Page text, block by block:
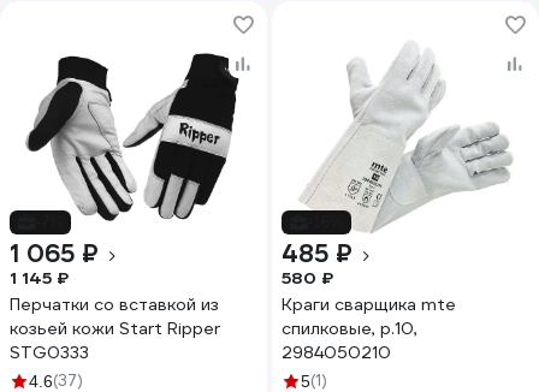
1 065 ₽
1 145 ₽
Перчатки со вставкой из
козьей кожи Start Ripper
STG0333
4.6(37)
485 ₽
580 ₽
Краги сварщика mte
спилковые, р.10,
2984050210
5(1)